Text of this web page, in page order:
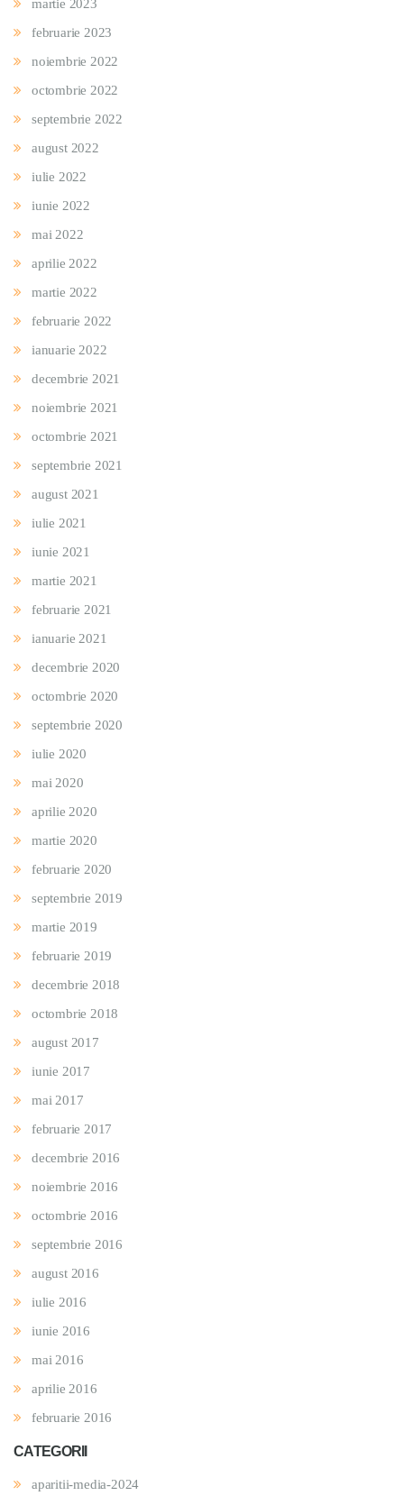
martie 2023
februarie 2023
noiembrie 2022
octombrie 2022
septembrie 2022
august 2022
iulie 2022
iunie 2022
mai 2022
aprilie 2022
martie 2022
februarie 2022
ianuarie 2022
decembrie 2021
noiembrie 2021
octombrie 2021
septembrie 2021
august 2021
iulie 2021
iunie 2021
martie 2021
februarie 2021
ianuarie 2021
decembrie 2020
octombrie 2020
septembrie 2020
iulie 2020
mai 2020
aprilie 2020
martie 2020
februarie 2020
septembrie 2019
martie 2019
februarie 2019
decembrie 2018
octombrie 2018
august 2017
iunie 2017
mai 2017
februarie 2017
decembrie 2016
noiembrie 2016
octombrie 2016
septembrie 2016
august 2016
iulie 2016
iunie 2016
mai 2016
aprilie 2016
februarie 2016
CATEGORII
aparitii-media-2024